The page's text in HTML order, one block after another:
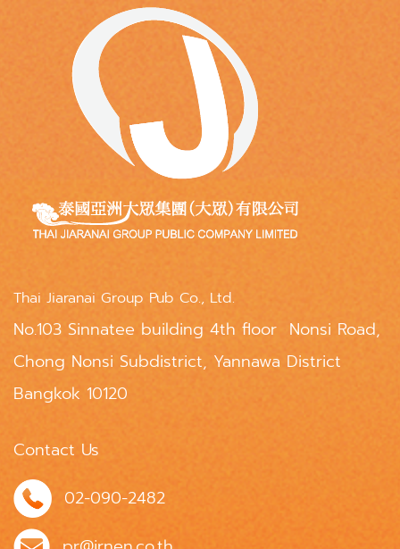
Thai Jiaranai Group Pub Co., Ltd.
No.103 Sinnatee building 4th floor Nonsi Road,
Chong Nonsi Subdistrict, Yannawa District
Bangkok 10120
Contact Us
02-090-2482